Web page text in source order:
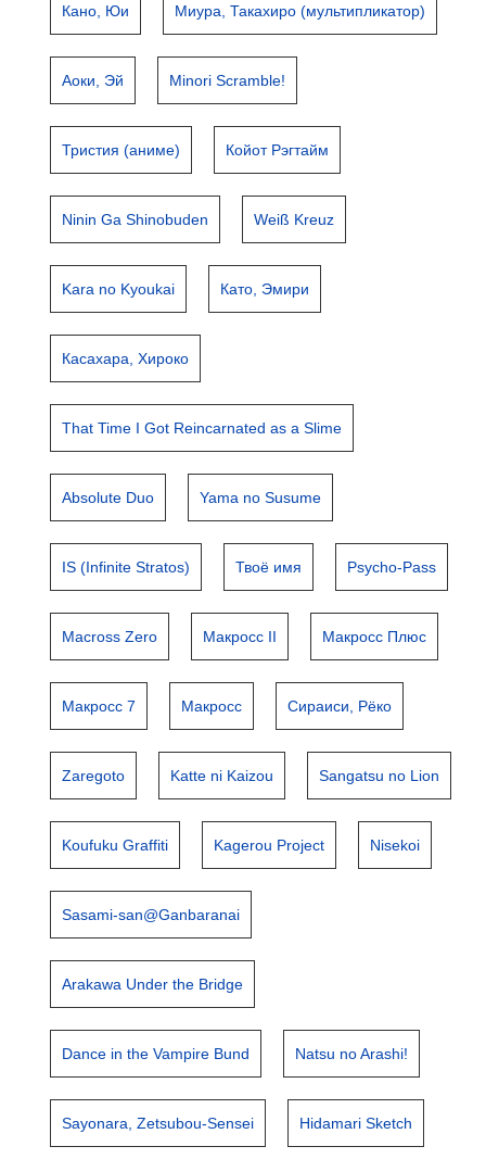
Кано, Юи Миура, Такахиро (мультипликатор)
Аоки, Эй Minori Scramble!
Тристия (аниме) Койот Рэгтайм
Ninin Ga Shinobuden Weiß Kreuz
Kara no Kyoukai Като, Эмири
Касахара, Хироко
That Time I Got Reincarnated as a Slime
Absolute Duo Yama no Susume
IS (Infinite Stratos) Твоё имя Psycho-Pass
Macross Zero Макросс II Макросс Плюс
Макросс 7 Макросс Сираиси, Рёко
Zaregoto Katte ni Kaizou Sangatsu no Lion
Koufuku Graffiti Kagerou Project Nisekoi
Sasami-san@Ganbaranai
Arakawa Under the Bridge
Dance in the Vampire Bund Natsu no Arashi!
Sayonara, Zetsubou-Sensei Hidamari Sketch